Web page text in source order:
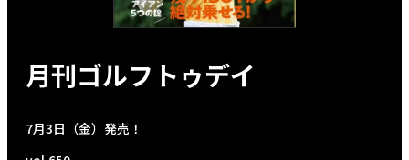
月刊ゴルフトゥデイ
7月3日（金）発売！